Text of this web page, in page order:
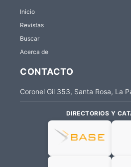
Inicio
Revistas
Buscar
Acerca de
CONTACTO
Coronel Gil 353, Santa Rosa, La
DIRECTORIOS Y